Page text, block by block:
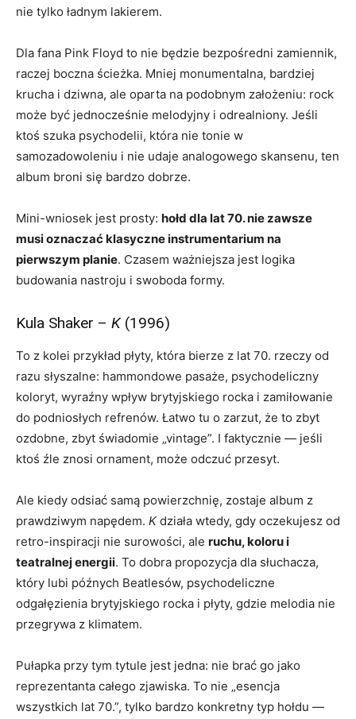
nie tylko ładnym lakierem.
Dla fana Pink Floyd to nie będzie bezpośredni zamiennik,
raczej boczna ścieżka. Mniej monumentalna, bardziej
krucha i dziwna, ale oparta na podobnym założeniu: rock
może być jednocześnie melodyjny i odrealniony. Jeśli
ktoś szuka psychodelii, która nie tonie w
samozadowoleniu i nie udaje analogowego skansenu, ten
album broni się bardzo dobrze.
Mini-wniosek jest prosty: hołd dla lat 70. nie zawsze
musi oznaczać klasyczne instrumentarium na
pierwszym planie. Czasem ważniejsza jest logika
budowania nastroju i swoboda formy.
Kula Shaker – K(1996)
To z kolei przykład płyty, która bierze z lat 70. rzeczy od
razu słyszalne: hammondowe pasaże, psychodeliczny
koloryt, wyraźny wpływ brytyjskiego rocka i zamiłowanie
do podniosłych refrenów. Łatwo tu o zarzut, że to zbyt
ozdobne, zbyt świadomie „vintage”. I faktycznie — jeśli
ktoś źle znosi ornament, może odczuć przesyt.
Ale kiedy odsiać samą powierzchnię, zostaje album z
prawdziwym napędem. Kdziała wtedy, gdy oczekujesz od
retro-inspiracji nie surowości, ale ruchu, koloru i
teatralnej energii. To dobra propozycja dla słuchacza,
który lubi późnych Beatlesów, psychodeliczne
odgałęzienia brytyjskiego rocka i płyty, gdzie melodia nie
przegrywa z klimatem.
Pułapka przy tym tytule jest jedna: nie brać go jako
reprezentanta całego zjawiska. To nie „esencja
wszystkich lat 70.”, tylko bardzo konkretny typ hołdu —